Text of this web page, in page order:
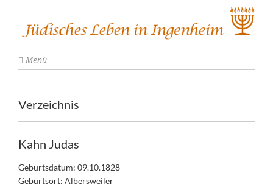
Menü
Verzeichnis
Kahn Judas
Geburtsdatum: 09.10.1828
Geburtsort: Albersweiler